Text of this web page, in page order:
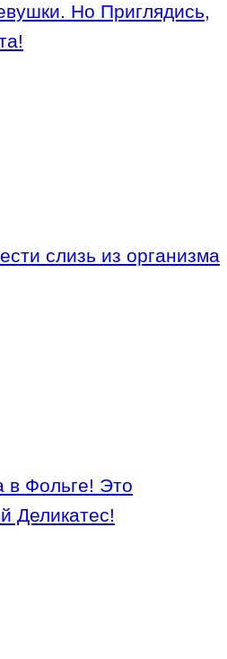
Но Приглядись,
слизь из организма
в Фольге! Это
Деликатес!